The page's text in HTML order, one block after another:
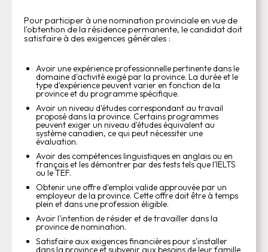
Pour participer à une nomination provinciale en vue de
l'obtention de la résidence permanente, le candidat doit
satisfaire à des exigences générales :
Avoir une expérience professionnelle pertinente dans le
domaine d'activité exigé par la province. La durée et le
type d'expérience peuvent varier en fonction de la
province et du programme spécifique.
Avoir un niveau d'études correspondant au travail
proposé dans la province. Certains programmes
peuvent exiger un niveau d'études équivalent au
système canadien, ce qui peut nécessiter une
évaluation.
Avoir des compétences linguistiques en anglais ou en
français et les démontrer par des tests tels que l'IELTS
ou le TEF.
Obtenir une offre d'emploi valide approuvée par un
employeur de la province. Cette offre doit être à temps
plein et dans une profession éligible.
Avoir l'intention de résider et de travailler dans la
province de nomination.
Satisfaire aux exigences financières pour s'installer
dans la province et subvenir aux besoins de leur famille